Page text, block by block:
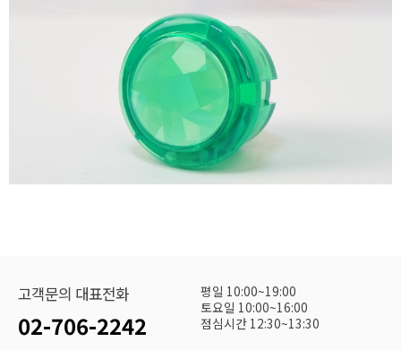
고객문의 대표전화
02-706-2242
평일 10:00~19:00
토요일 10:00~16:00
점심시간 12:30~13:30